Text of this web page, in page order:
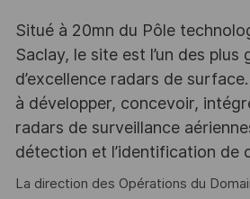
Situé à 20mn du Pôle
Saclay, le site est l’un des plus
d’excellence radars de
à développer, concevoir,
radars de surveillance
détection et l’identification de
La direction des Opérations du